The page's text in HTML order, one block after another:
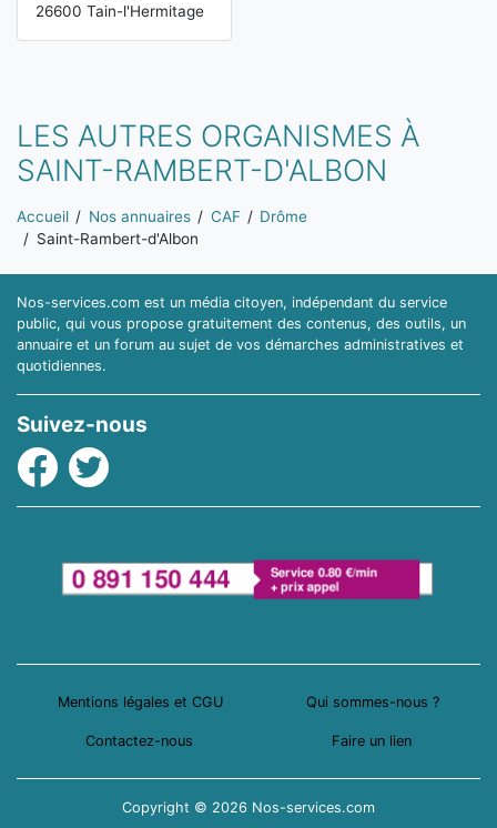
26600 Tain-l'Hermitage
LES AUTRES ORGANISMES À
SAINT-RAMBERT-D'ALBON
Vous êtes ici:
Accueil Nos annuaires CAF
Drôme
Saint-Rambert-d'Albon
Nos-services.com est un média citoyen, indépendant du service
public, qui vous propose gratuitement des contenus, des outils, un
annuaire et un forum au sujet de vos démarches administratives et
quotidiennes.
Suivez-nous
Facebook
Twitter
Mentions légales et CGU Qui sommes-nous ?
Contactez-nous Faire un lien
Copyright © 2026 Nos-services.com